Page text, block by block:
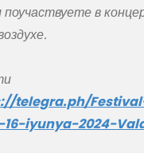
поучаствуете в
telegra.ph/
16-iyunya-2024-